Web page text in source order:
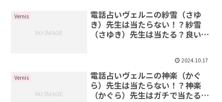
Vernis
電話占いヴェルニの紗雪（さゆ
き）先生は当たらない！？紗雪
（さゆき）先生は当たる？良い口
2024.10.17
Vernis
電話占いヴェルニの神楽（かぐ
ら）先生は当たらない！？神楽
（かぐら）先生はガチで当たる？